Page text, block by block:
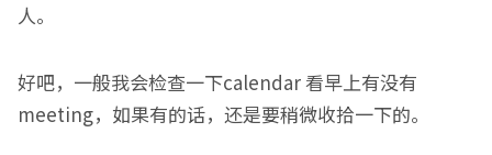
人。
好吧，一般我会检查一下calendar 看早上有没有
meeting，如果有的话，还是要稍微收拾一下的。